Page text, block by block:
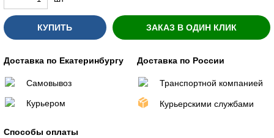
КУПИТЬ ЗАКАЗ В ОДИН КЛИК
Доставка по Екатеринбургу
Самовывоз
Курьером
Доставка по России
Транспортной компанией
Курьерскими службами
Способы оплаты